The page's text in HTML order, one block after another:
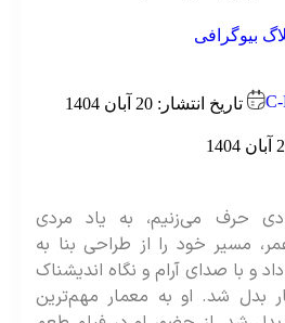
انتشار: 20 آبان 1404
می‌زنیم، به یاد مردی
خود را از طراحی بنا به
صدای آرام و نگاه اندیشناک
شد. او به معمار مهم‌ترین